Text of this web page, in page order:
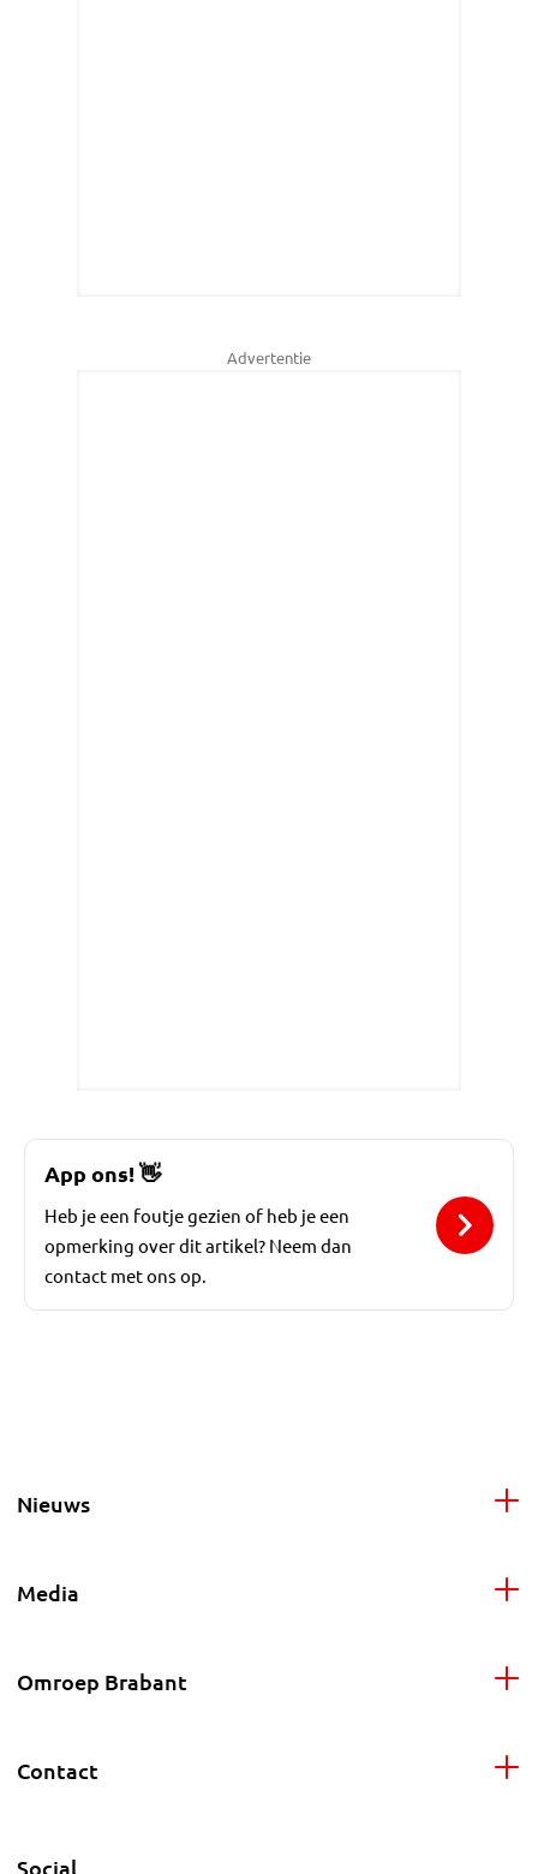
Advertentie
App ons!👋
Heb je een foutje gezien of heb je een
opmerking over dit artikel? Neem dan
contact met ons op.
Nieuws
Media
Omroep Brabant
Contact
Social